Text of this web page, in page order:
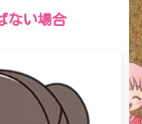
ない場合